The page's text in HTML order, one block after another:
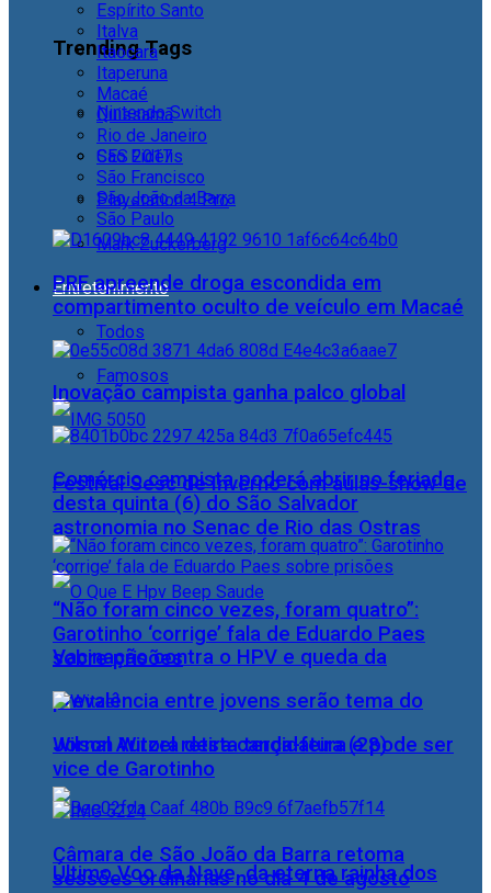
Trending Tags
Nintendo Switch
CES 2017
Playstation 4 Pro
Mark Zuckerberg
Entretenimento
Todos
Famosos
Festival Sesc de Inverno com aulas-show de
astronomia no Senac de Rio das Ostras
Vacinação contra o HPV e queda da
prevalência entre jovens serão tema do
Jornal Aurora desta terça-feira (28)
Último Voo da Nave, da eterna rainha dos
Espírito Santo
Italva
Itaocara
Itaperuna
Macaé
Quissamã
Rio de Janeiro
São Fidélis
São Francisco
São João da Barra
São Paulo
PRF apreende droga escondida em
compartimento oculto de veículo em Macaé
Inovação campista ganha palco global
Comércio campista poderá abrir no feriado
desta quinta (6) do São Salvador
“Não foram cinco vezes, foram quatro”:
Garotinho ‘corrige’ fala de Eduardo Paes
sobre prisões
Wilson Witzel retira candidatura e pode ser
vice de Garotinho
Câmara de São João da Barra retoma
sessões ordinárias no dia 4 de agosto